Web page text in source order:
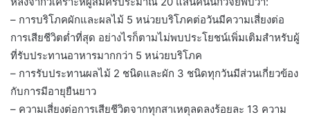
– การบริโภคผักและผลไม้ 5 หน่วยบริโภคต่อวันมีความเสี่ยงต่อ
การเสียชีวิตต่ำที่สุด อย่างไรก็ตามไม่พบประโยชน์เพิ่มเติมสำหรับผู้
ที่รับประทานอาหารมากกว่า 5 หน่วยบริโภค
– การรับประทานผลไม้ 2 ชนิดและผัก 3 ชนิดทุกวันมีส่วนเกี่ยวข้อง
กับการมีอายุยืนยาว
– ความเสี่ยงต่อการเสียชีวิตจากทุกสาเหตุลดลงร้อยละ 13 ความ